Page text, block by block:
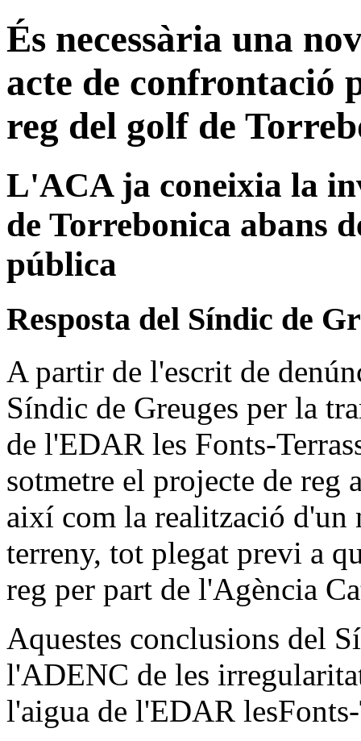
És necessària una
acte de confrontació
reg del golf de
L'ACA ja coneixia la
de Torrebonica abans
pública
Resposta del Síndic de
A partir de l'escrit de
Síndic de Greuges per la
de l'EDAR les Fonts-
sotmetre el projecte de
així com la realització d'un
terreny, tot plegat previ a
reg per part de l'Agència
Aquestes conclusions del
l'ADENC de les
l'aigua de l'EDAR lesFonts-